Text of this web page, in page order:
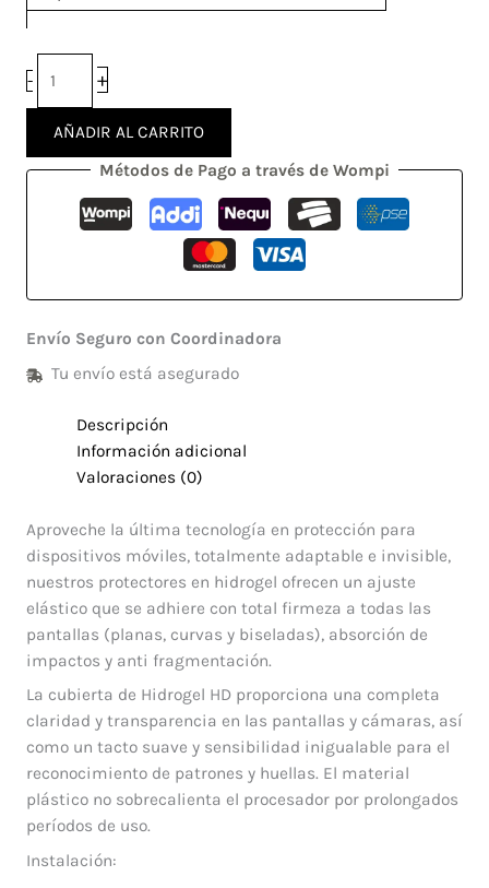
- +
AÑADIR AL CARRITO
Métodos de Pago a través de Wompi
Envío Seguro con Coordinadora
Tu envío está asegurado
Descripción
Información adicional
Valoraciones (0)
Aproveche la última tecnología en protección para
dispositivos móviles, totalmente adaptable e invisible,
nuestros protectores en hidrogel ofrecen un ajuste
elástico que se adhiere con total firmeza a todas las
pantallas (planas, curvas y biseladas), absorción de
impactos y anti fragmentación.
La cubierta de Hidrogel HD proporciona una completa
claridad y transparencia en las pantallas y cámaras, así
como un tacto suave y sensibilidad inigualable para el
reconocimiento de patrones y huellas. El material
plástico no sobrecalienta el procesador por prolongados
períodos de uso.
Instalación: